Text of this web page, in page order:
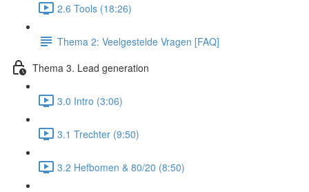
2.6 Tools (18:26)
Thema 2: Veelgestelde Vragen [FAQ]
Thema 3. Lead generation
3.0 Intro (3:06)
3.1 Trechter (9:50)
3.2 Hefbomen & 80/20 (8:50)